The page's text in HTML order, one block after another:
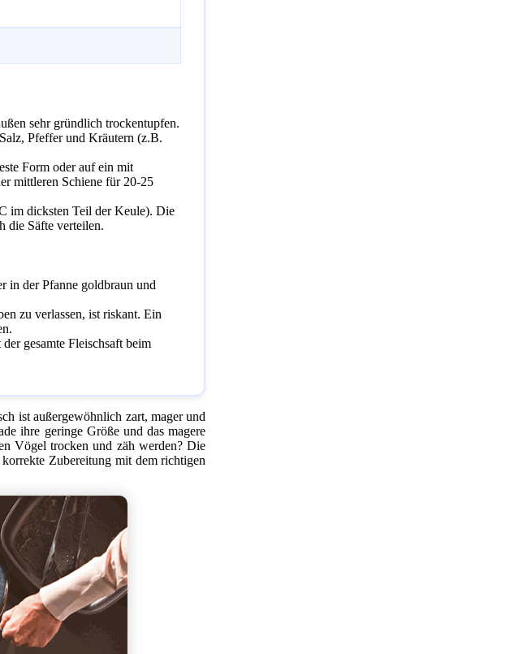
sehr gründlich trockentupfen.
Pfeffer und Kräutern (z.B.
Form oder auf ein mit
mittleren Schiene für 20-25
im dicksten Teil der Keule). Die
die Säfte verteilen.
in der Pfanne goldbraun und
zu verlassen, ist riskant. Ein
gesamte Fleischsaft beim
ist außergewöhnlich zart, mager und
ihre geringe Größe und das magere
Vögel trocken und zäh werden? Die
Zubereitung mit dem richtigen